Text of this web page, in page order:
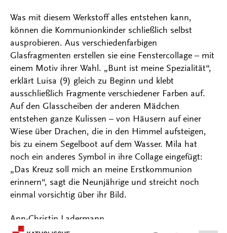
Was mit diesem Werkstoff alles entstehen kann,
können die Kommunionkinder schließlich selbst
ausprobieren. Aus verschiedenfarbigen
Glasfragmenten erstellen sie eine Fenstercollage – mit
einem Motiv ihrer Wahl. „Bunt ist meine Spezialität“,
erklärt Luisa (9) gleich zu Beginn und klebt
ausschließlich Fragmente verschiedener Farben auf.
Auf den Glasscheiben der anderen Mädchen
entstehen ganze Kulissen – von Häusern auf einer
Wiese über Drachen, die in den Himmel aufsteigen,
bis zu einem Segelboot auf dem Wasser. Mila hat
noch ein anderes Symbol in ihre Collage eingefügt:
„Das Kreuz soll mich an meine Erstkommunion
erinnern“, sagt die Neunjährige und streicht noch
einmal vorsichtig über ihr Bild.
Ann-Christin Ladermann